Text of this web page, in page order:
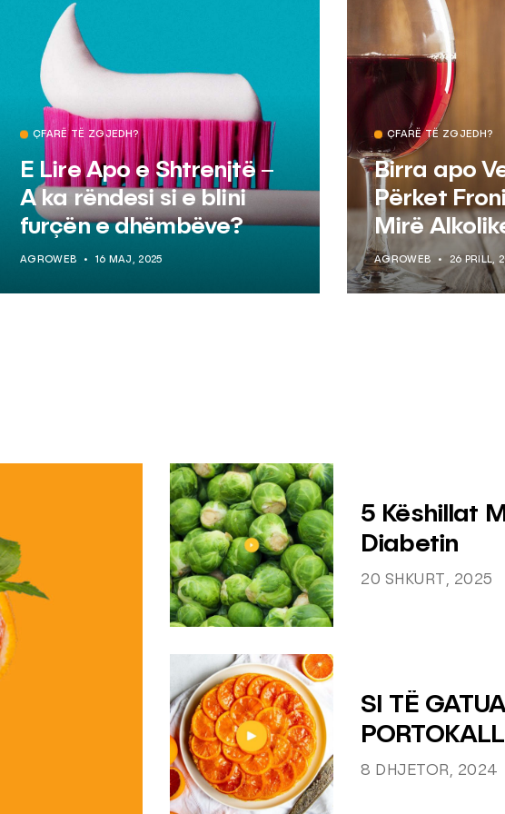
ÇFARË TË ZGJEDH?
E Lire Apo e Shtrenjtë –
A ka rëndesi si e blini
furçën e dhëmbëve?
AGROWEB 16 MAJ, 2025
ÇFARË TË ZGJEDH?
Birra apo
Përket
Mirë
AGROWEB 26 PRILL,
5 Këshillat
Diabetin
20 SHKURT, 2025
SI TË
PORTOKALL
8 DHJETOR, 2024